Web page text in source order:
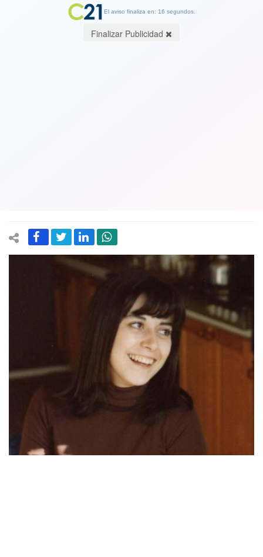
El aviso finaliza en: 16 segundos.
Finalizar Publicidad